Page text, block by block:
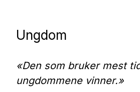
Ungdom
«Den som bruker mest
ungdommene vinner.»